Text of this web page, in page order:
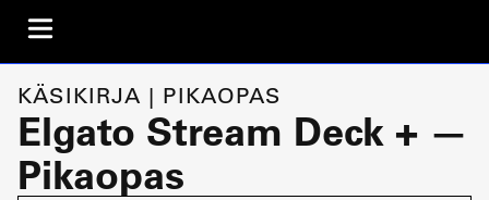
KÄSIKIRJA | PIKAOPAS
Elgato Stream Deck + —
Pikaopas